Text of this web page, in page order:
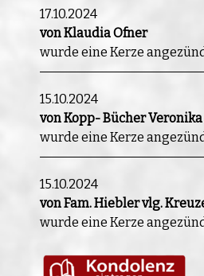
17.10.2024
von Klaudia Ofner
wurde eine Kerze
15.10.2024
von Kopp- Bücher Veronika
wurde eine Kerze
15.10.2024
von Fam. Hiebler vlg.
wurde eine Kerze